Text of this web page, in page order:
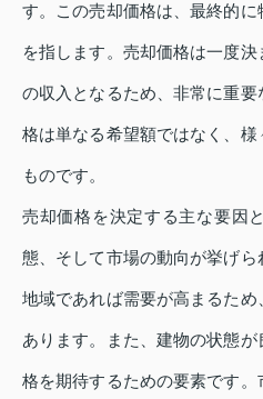
す。この売却価格は、最終的
を指します。売却価格は一度
の収入となるため、非常に重
格は単なる希望額ではなく、
ものです。
売却価格を決定する主な要因
態、そして市場の動向が挙げ
地域であれば需要が高まるた
あります。また、建物の状態
格を期待するための要素です